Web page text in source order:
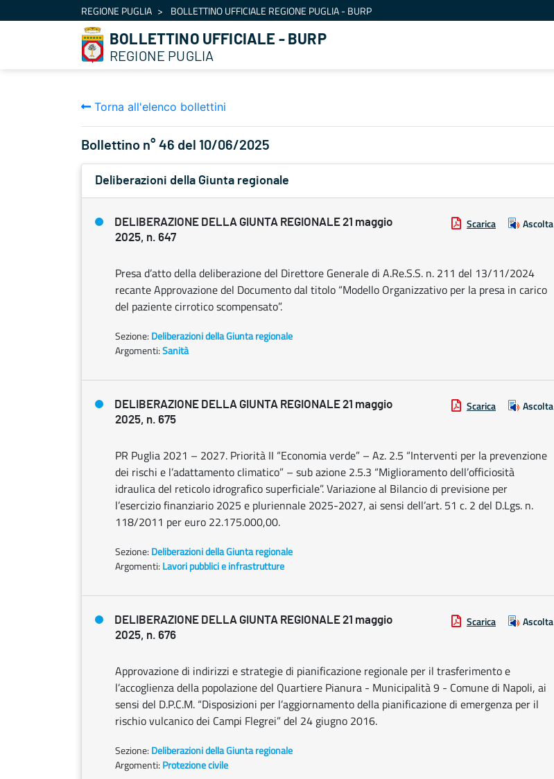
Salta al contenutoREGIONE PUGLIA BOLLETTINO UFFICIALE REGIONE PUGLIA - BURP
BOLLETTINO UFFICIALE - BURP
REGIONE PUGLIA
Torna all'elenco bollettini
Bollettino n° 46 del 10/06/2025
Deliberazioni della Giunta regionale
DELIBERAZIONE DELLA GIUNTA REGIONALE 21 maggio
2025, n. 647
Scarica Ascolta
Presa d’atto della deliberazione del Direttore Generale di A.Re.S.S. n. 211 del 13/11/2024
recante Approvazione del Documento dal titolo “Modello Organizzativo per la presa in carico
del paziente cirrotico scompensato”.
Sezione: Deliberazioni della Giunta regionale
Argomenti:Sanità
DELIBERAZIONE DELLA GIUNTA REGIONALE 21 maggio
2025, n. 675
Scarica Ascolta
PR Puglia 2021 – 2027. Priorità II “Economia verde” – Az. 2.5 “Interventi per la prevenzione
dei rischi e l’adattamento climatico” – sub azione 2.5.3 “Miglioramento dell’officiosità
idraulica del reticolo idrografico superficiale”. Variazione al Bilancio di previsione per
l’esercizio finanziario 2025 e pluriennale 2025-2027, ai sensi dell’art. 51 c. 2 del D.Lgs. n.
118/2011 per euro 22.175.000,00.
Sezione: Deliberazioni della Giunta regionale
Argomenti: Lavori pubblici e infrastrutture
DELIBERAZIONE DELLA GIUNTA REGIONALE 21 maggio
2025, n. 676
Scarica Ascolta
Approvazione di indirizzi e strategie di pianificazione regionale per il trasferimento e
l’accoglienza della popolazione del Quartiere Pianura - Municipalità 9 - Comune di Napoli, ai
sensi del D.P.C.M. “Disposizioni per l’aggiornamento della pianificazione di emergenza per il
rischio vulcanico dei Campi Flegrei” del 24 giugno 2016.
Sezione: Deliberazioni della Giunta regionale
Argomenti: Protezione civile